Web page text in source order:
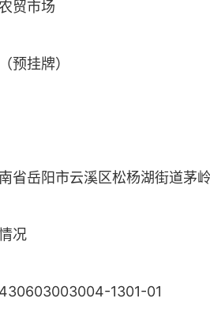
贸市场
预挂牌）
省岳阳市云溪区松杨湖街道茅
况
430603003004-1301-01